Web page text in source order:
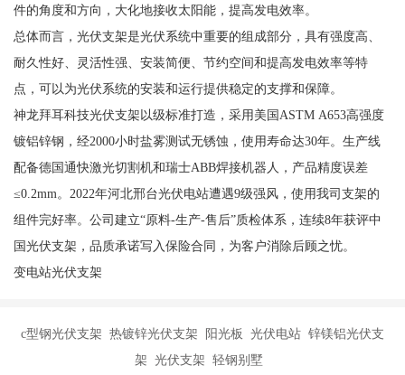
件的角度和方向，大化地接收太阳能，提高发电效率。
总体而言，光伏支架是光伏系统中重要的组成部分，具有强度高、
耐久性好、灵活性强、安装简便、节约空间和提高发电效率等特
点，可以为光伏系统的安装和运行提供稳定的支撑和保障。
神龙拜耳科技光伏支架以级标准打造，采用美国ASTM A653高强度
镀铝锌钢，经2000小时盐雾测试无锈蚀，使用寿命达30年。生产线
配备德国通快激光切割机和瑞士ABB焊接机器人，产品精度误差
≤0.2mm。2022年河北邢台光伏电站遭遇9级强风，使用我司支架的
组件完好率。公司建立“原料-生产-售后”质检体系，连续8年获评中
国光伏支架，品质承诺写入保险合同，为客户消除后顾之忧。
变电站光伏支架
c型钢光伏支架 热镀锌光伏支架 阳光板 光伏电站 锌镁铝光伏支
架 光伏支架 轻钢别墅